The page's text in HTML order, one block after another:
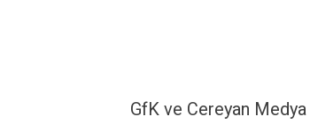
GfK ve Cereyan